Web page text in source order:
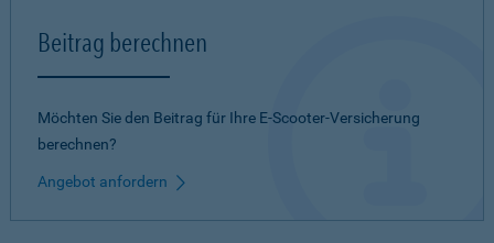
Beitrag berechnen
Möchten Sie den Beitrag für Ihre E-Scooter-Versicherung
berechnen?
Angebot anfordern